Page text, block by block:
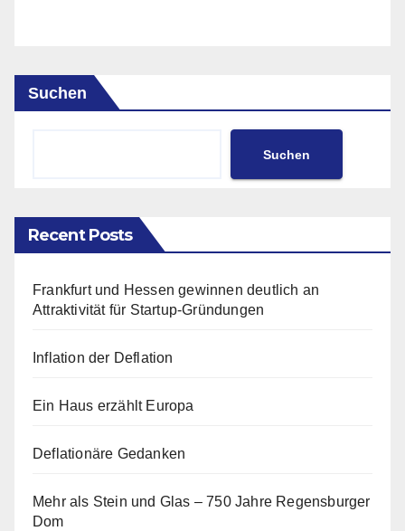
Suchen
Suchen
Recent Posts
Frankfurt und Hessen gewinnen deutlich an
Attraktivität für Startup-Gründungen
Inflation der Deflation
Ein Haus erzählt Europa
Deflationäre Gedanken
Mehr als Stein und Glas – 750 Jahre Regensburger
Dom